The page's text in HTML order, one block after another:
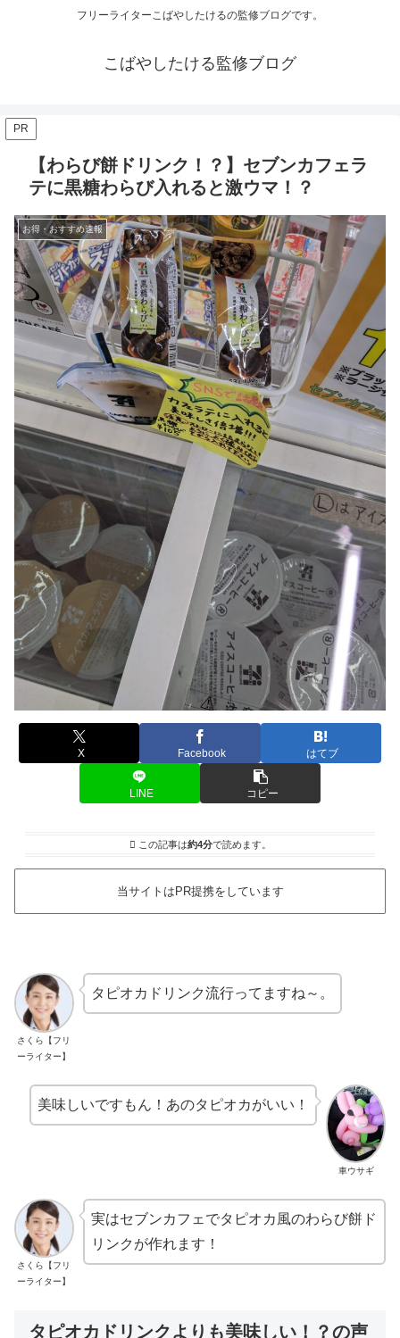
フリーライターこばやしたけるの監修ブログです。
こばやしたける監修ブログ
PR
【わらび餅ドリンク！？】セブンカフェラ
テに黒糖わらび入れると激ウマ！？
お得・おすすめ速報
X Facebook はてブ
LINE コピー
この記事は約4分で読めます。
当サイトはPR提携をしています
さくら【フリ
ーライター】
タピオカドリンク流行ってますね～。
車ウサギ
美味しいですもん！あのタピオカがいい！
さくら【フリ
ーライター】
実はセブンカフェでタピオカ風のわらび餅ド
リンクが作れます！
タピオカドリンクよりも美味しい！？の声